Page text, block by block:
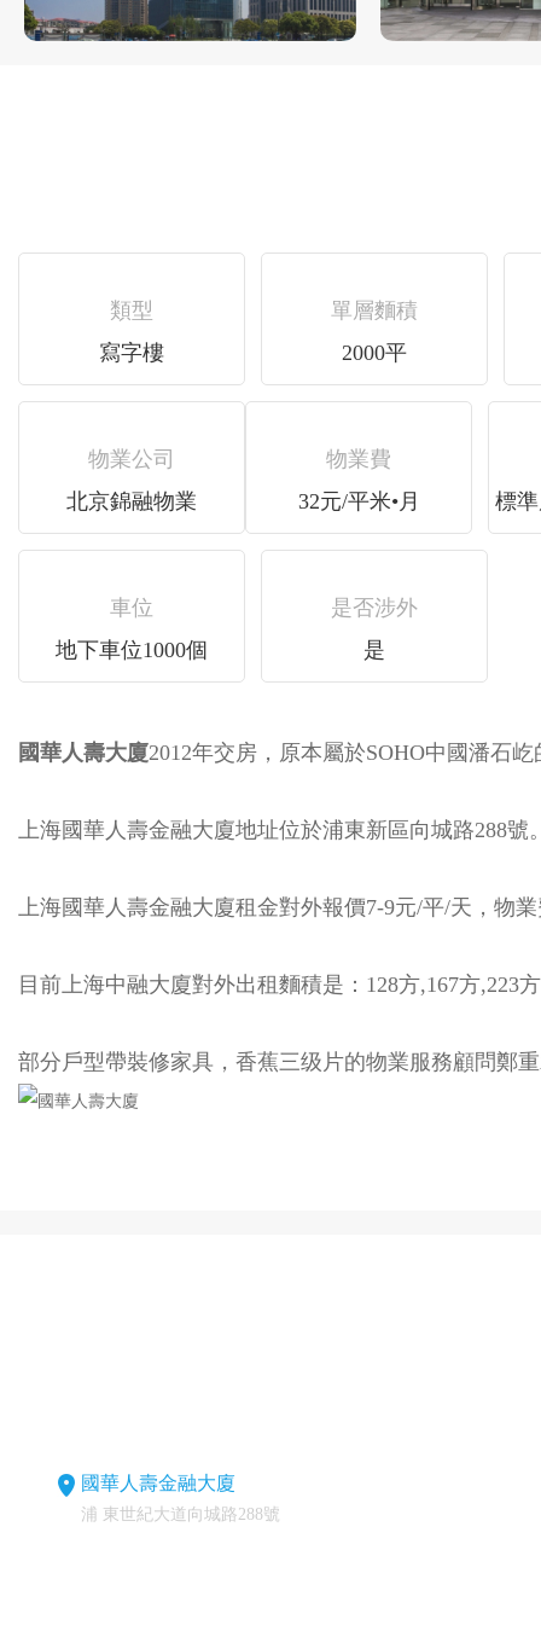
類型
寫字樓
單層麵積
2000平
物業公司
北京錦融物業
物業費
32元/平米•月
標準
車位
地下車位1000個
是否涉外
是
國華人壽大廈2012年交房，原本屬於SOHO中國潘石屹
上海國華人壽金融大廈地址位於浦東新區向城路288號
上海國華人壽金融大廈租金對外報價7-9元/平/天，物
目前上海中融大廈對外出租麵積是：128方,167方,223
部分戶型帶裝修家具，香蕉三级片的物業服務顧問鄭重承
國華人壽金融大廈
浦 東世紀大道向城路288號